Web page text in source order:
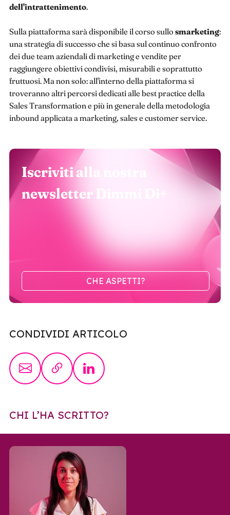
dell'intrattenimento.
Sulla piattaforma sarà disponibile il corso sullo smarketing:
una strategia di successo che si basa sul continuo confronto
dei due team aziendali di marketing e vendite per
raggiungere obiettivi condivisi, misurabili e soprattutto
fruttuosi. Ma non solo: all'interno della piattaforma si
troveranno altri percorsi dedicati alle best practice della
Sales Transformation e più in generale della metodologia
inbound applicata a marketing, sales e customer service.
Iscriviti alla nostra
newsletter Dimmi Di+
CHE ASPETTI?
CONDIVIDI ARTICOLO
CHI L’HA SCRITTO?